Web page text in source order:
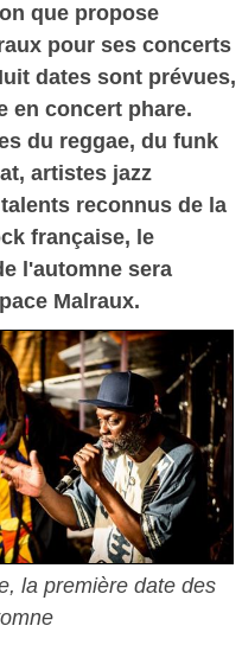
que propose
pour ses concerts
dates sont prévues,
en concert phare.
du reggae, du funk
artistes jazz
reconnus de la
française, le
l'automne sera
Malraux.
la première date des